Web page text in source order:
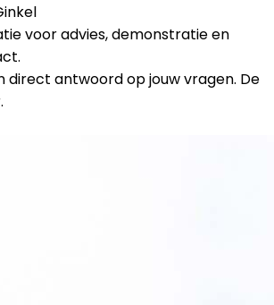
voor advies, demonstratie en
direct antwoord op jouw vragen. De